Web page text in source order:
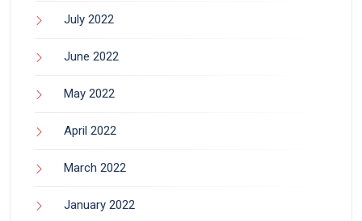
July 2022
June 2022
May 2022
April 2022
March 2022
January 2022